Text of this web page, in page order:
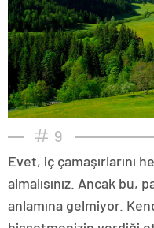
9
Evet, iç çamaşırlarını
almalısınız. Ancak
anlamına gelmiyor.